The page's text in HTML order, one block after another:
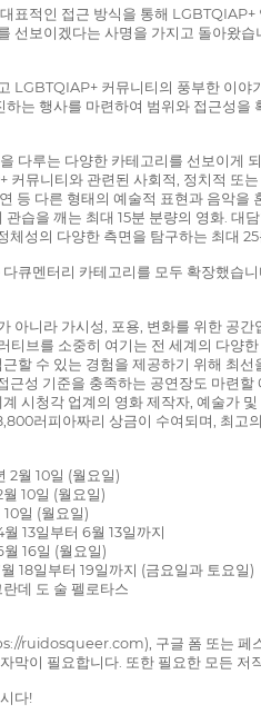
표적인 접근 방식을 통해
선보이겠다는 사명을 가지고 돌아왔
LGBTQIAP+ 커뮤니티의 풍부한 이
하는 행사를 마련하여 범위와 접근성을
다루는 다양한 카테고리를 선보이게
커뮤니티와 관련된 사회적, 정치적 또
등 다른 형태의 예술적 표현과 음악
관습을 깨는 최대 15분 분량의 영화. 대
체성의 다양한 측면을 탐구하는 최대
큐멘터리 카테고리를 모두 확장했습
아니라 가시성, 포용, 변화를 위한 공
티브를 소중히 여기는 전 세계의 다양
할 수 있는 경험을 제공하기 위해 최
근성 기준을 충족하는 공연장도 마련할
시청각 업계의 영화 제작자, 예술가
러피아짜리 상금이 수여되며, 최고
2월 10일 (월요일)
10일 (월요일)
일 (월요일)
13일부터 6월 13일까지
16일 (월요일)
18일부터 19일까지 (금요일과 토요일)
데 도 술 펠로타스
ruidosqueer.com), 구글 폼 또는 페
막이 필요합니다. 또한 필요한 모든
다!